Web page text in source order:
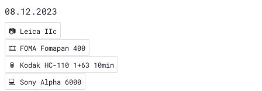
08.12.2023
📷 Leica IIc
🎞️ FOMA Fomapan 400
🥫 Kodak HC-110 1+63 10min
💻 Sony Alpha 6000